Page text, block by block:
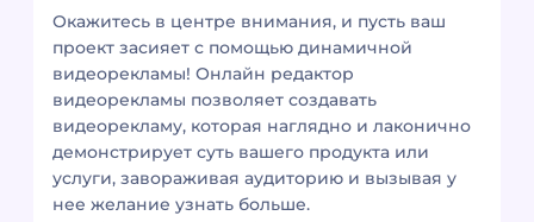
Окажитесь в центре внимания, и пусть ваш
проект засияет с помощью динамичной
видеорекламы! Онлайн редактор
видеорекламы позволяет создавать
видеорекламу, которая наглядно и лаконично
демонстрирует суть вашего продукта или
услуги, завораживая аудиторию и вызывая у
нее желание узнать больше.